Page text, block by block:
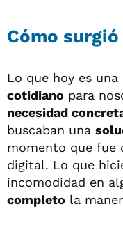
Cómo surgió
Lo que hoy es
cotidiano para
necesidad
buscaban una
momento que fue
digital. Lo que
incomodidad en
completo la